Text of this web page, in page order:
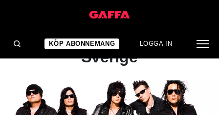
KÖP ABONNEMANG LOGGA IN
NYHET
Gothrock-ikoner till
Sverige